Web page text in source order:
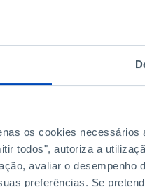
os cookies
todos", autoriza a
avaliar o
preferências. Se